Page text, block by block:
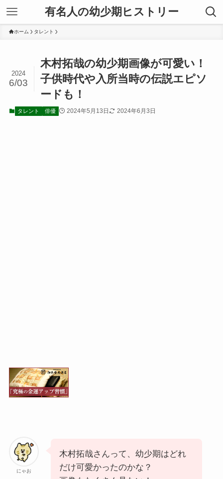
有名人の幼少期ヒストリー
ホーム タレント
木村拓哉の幼少期画像が可愛い！
子供時代や入所当時の伝説エピソ
ードも！
2024
6/03
タレント 俳優 2024年5月13日 2024年6月3日
にゃお
木村拓哉さんって、幼少期はどれ
だけ可愛かったのかな？